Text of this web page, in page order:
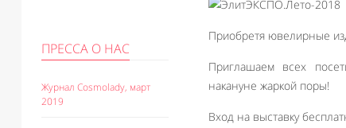
ПРЕССА О НАС
Журнал Cosmolady, март
2019
Приобретя ювелирные
Приглашаем всех
накануне жаркой поры!
Вход на выставку